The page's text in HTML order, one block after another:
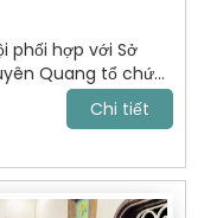
phối hợp với Sở
Quang tổ chức
nối các sản
Chi tiết